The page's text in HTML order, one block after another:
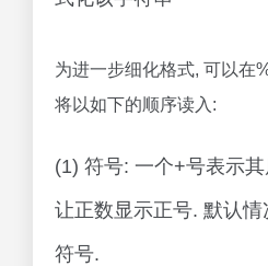
为进一步细化格式, 可以在
将以如下的顺序读入:
(1) 符号: 一个+号表示
让正数显示正号. 默认
符号.